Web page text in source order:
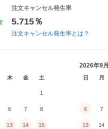
注文キャンセル発生率
5.715％
注文キャンセル発生率とは？
木 金 土
1
6 7 8
13 14 15
2026年9月
日 月
6 7
13 14